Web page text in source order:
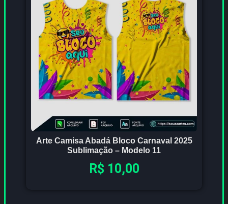
Arte Camisa Abadá Bloco Carnaval 2025
Sublimação – Modelo 11
R$ 10,00